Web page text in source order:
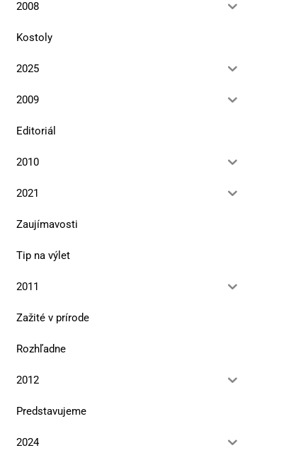
2008
Kostoly
2025
2009
Editoriál
2010
2021
Zaujímavosti
Tip na výlet
2011
Zažité v prírode
Rozhľadne
2012
Predstavujeme
2024